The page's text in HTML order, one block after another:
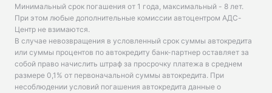
Минимальный срок погашения от 1 года, максимальный - 8 лет.
При этом любые дополнительные комиссии автоцентром АДС-
Центр не взимаются.
В случае невозвращения в условленный срок суммы автокредита
или суммы процентов по автокредиту банк-партнер оставляет за
собой право начислить штраф за просрочку платежа в среднем
размере 0,1% от первоначальной суммы автокредита. При
несоблюдении условий погашения автокредита данные о